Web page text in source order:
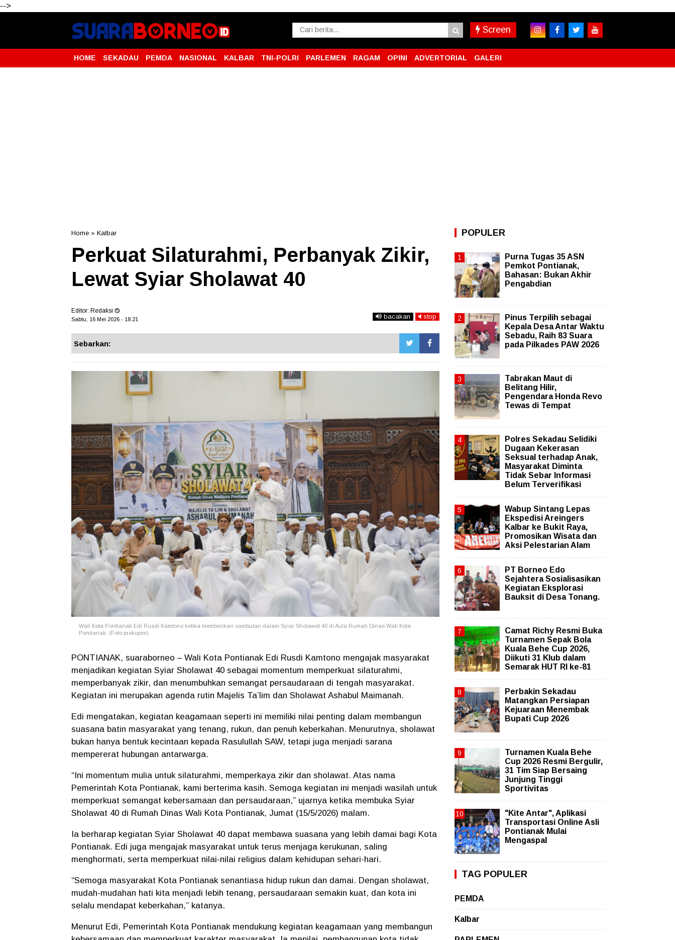
-->
Screen
HOME SEKADAU PEMDA NASIONAL KALBAR TNI-POLRI PARLEMEN RAGAM OPINI ADVERTORIAL GALERI
Home » Kalbar
Perkuat Silaturahmi, Perbanyak Zikir,
Lewat Syiar Sholawat 40
Editor: Redaksi
Sabtu, 16 Mei 2026 - 18.21 bacakan stop
Sebarkan:
Wali Kota Pontianak Edi Rusdi Kamtono ketika memberikan sambutan dalam Syiar Sholawat 40 di Aula Rumah Dinas Wali Kota
Pontianak. (Foto:prokopim)
PONTIANAK, suaraborneo – Wali Kota Pontianak Edi Rusdi Kamtono mengajak masyarakat
menjadikan kegiatan Syiar Sholawat 40 sebagai momentum memperkuat silaturahmi,
memperbanyak zikir, dan menumbuhkan semangat persaudaraan di tengah masyarakat.
Kegiatan ini merupakan agenda rutin Majelis Ta’lim dan Sholawat Ashabul Maimanah.
Edi mengatakan, kegiatan keagamaan seperti ini memiliki nilai penting dalam membangun
suasana batin masyarakat yang tenang, rukun, dan penuh keberkahan. Menurutnya, sholawat
bukan hanya bentuk kecintaan kepada Rasulullah SAW, tetapi juga menjadi sarana
mempererat hubungan antarwarga.
“Ini momentum mulia untuk silaturahmi, memperkaya zikir dan sholawat. Atas nama
Pemerintah Kota Pontianak, kami berterima kasih. Semoga kegiatan ini menjadi wasilah untuk
memperkuat semangat kebersamaan dan persaudaraan,” ujarnya ketika membuka Syiar
Sholawat 40 di Rumah Dinas Wali Kota Pontianak, Jumat (15/5/2026) malam.
Ia berharap kegiatan Syiar Sholawat 40 dapat membawa suasana yang lebih damai bagi Kota
Pontianak. Edi juga mengajak masyarakat untuk terus menjaga kerukunan, saling
menghormati, serta memperkuat nilai-nilai religius dalam kehidupan sehari-hari.
“Semoga masyarakat Kota Pontianak senantiasa hidup rukun dan damai. Dengan sholawat,
mudah-mudahan hati kita menjadi lebih tenang, persaudaraan semakin kuat, dan kota ini
selalu mendapat keberkahan,” katanya.
Menurut Edi, Pemerintah Kota Pontianak mendukung kegiatan keagamaan yang membangun
POPULER
Purna Tugas 35 ASN
Pemkot Pontianak,
Bahasan: Bukan Akhir
Pengabdian
Pinus Terpilih sebagai
Kepala Desa Antar Waktu
Sebadu, Raih 83 Suara
pada Pilkades PAW 2026
Tabrakan Maut di
Belitang Hilir,
Pengendara Honda Revo
Tewas di Tempat
Polres Sekadau Selidiki
Dugaan Kekerasan
Seksual terhadap Anak,
Masyarakat Diminta
Tidak Sebar Informasi
Belum Terverifikasi
Wabup Sintang Lepas
Ekspedisi Areingers
Kalbar ke Bukit Raya,
Promosikan Wisata dan
Aksi Pelestarian Alam
PT Borneo Edo
Sejahtera Sosialisasikan
Kegiatan Eksplorasi
Bauksit di Desa Tonang.
Camat Richy Resmi Buka
Turnamen Sepak Bola
Kuala Behe Cup 2026,
Diikuti 31 Klub dalam
Semarak HUT RI ke-81
Perbakin Sekadau
Matangkan Persiapan
Kejuaraan Menembak
Bupati Cup 2026
Turnamen Kuala Behe
Cup 2026 Resmi Bergulir,
31 Tim Siap Bersaing
Junjung Tinggi
Sportivitas
"Kite Antar", Aplikasi
Transportasi Online Asli
Pontianak Mulai
Mengaspal
TAG POPULER
PEMDA
Kalbar